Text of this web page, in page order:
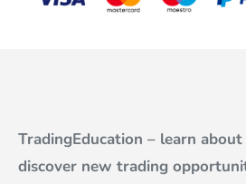
TradingEducation – learn
discover new trading